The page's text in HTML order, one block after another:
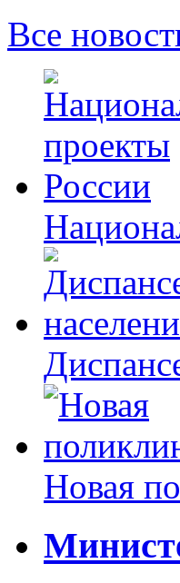
Все
Новая